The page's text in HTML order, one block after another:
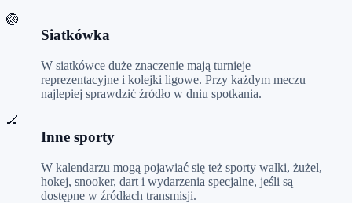
🏐
Siatkówka
W siatkówce duże znaczenie mają turnieje
reprezentacyjne i kolejki ligowe. Przy każdym meczu
najlepiej sprawdzić źródło w dniu spotkania.
🏒
Inne sporty
W kalendarzu mogą pojawiać się też sporty walki, żużel,
hokej, snooker, dart i wydarzenia specjalne, jeśli są
dostępne w źródłach transmisji.